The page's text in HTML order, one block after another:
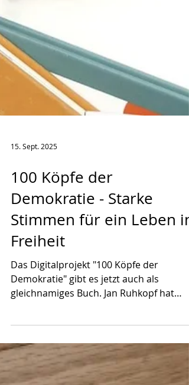
15. Sept. 2025
100 Köpfe der
Demokratie - Starke
Stimmen für ein Leben in
Demokratie" gibt es jetzt auch als
gleichnamiges Buch. Jan Ruhkopf hat
darin 100 starke Stimmen für ein...